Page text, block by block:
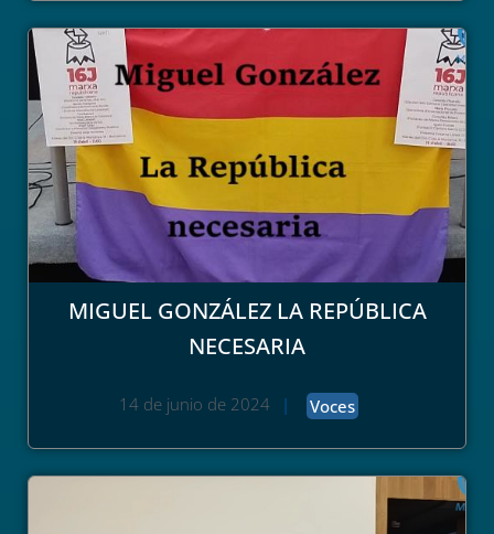
MIGUEL GONZÁLEZ LA REPÚBLICA
NECESARIA
14 de junio de 2024 | Voces